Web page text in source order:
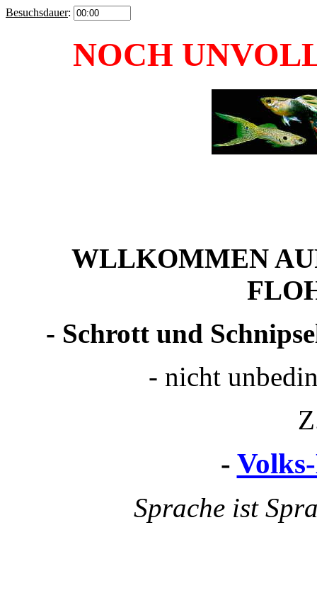
Besuchsdauer:
NOCH
WLLKOMMEN
- Schrott und
- nicht
-
Sprache ist